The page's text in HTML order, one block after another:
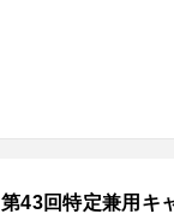
第43回特定兼用キ